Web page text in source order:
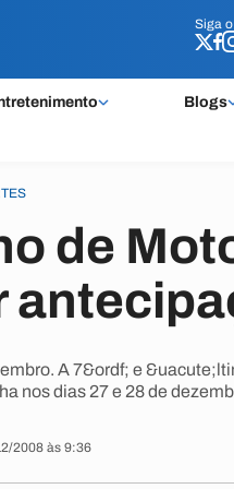
Siga o
Blogs
Siga o
de
A 7&ordf; e
nos dias 27 e 28 de
2008 às 9:36